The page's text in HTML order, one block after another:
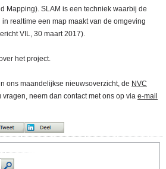
Mapping). SLAM is een techniek waarbij de
realtime een map maakt van de omgeving
VIL, 30 maart 2017).
het project.
ons maandelijkse nieuwsoverzicht, de NVC
vragen, neem dan contact met ons op via e-mail